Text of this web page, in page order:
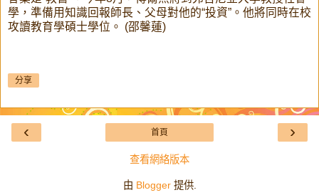
學，準備用知識回報師長、父母對他的“投資”。他將同時在校
攻讀教育學碩士學位。 (邵馨蓮)
分享
‹ ›
首頁
查看網絡版本
由 Blogger提供.